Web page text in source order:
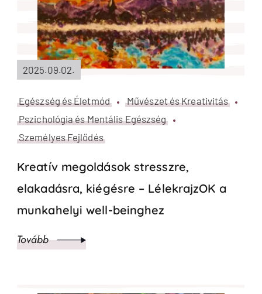
2025.09.02.
Egészség és Életmód
Művészet és Kreativitás
Pszichológia és Mentális Egészség
Személyes Fejlődés
Kreatív megoldások stresszre,
elakadásra, kiégésre – LélekrajzOK a
munkahelyi well-beinghez
Tovább